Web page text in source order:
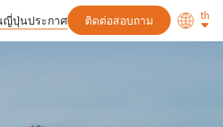
ญี่ปุ่นประกาศ ติดต่อสอบถาม th